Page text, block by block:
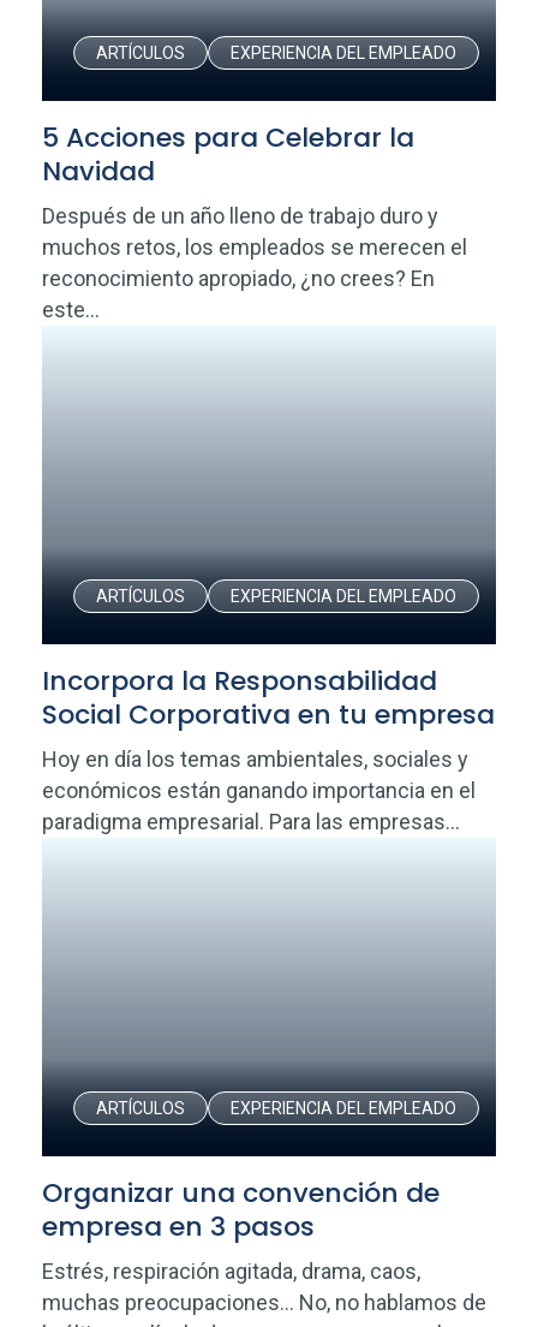
ARTÍCULOS EXPERIENCIA DEL EMPLEADO
5 Acciones para Celebrar la
Navidad
Después de un año lleno de trabajo duro y
muchos retos, los empleados se merecen el
reconocimiento apropiado, ¿no crees? En
este...
ARTÍCULOS EXPERIENCIA DEL EMPLEADO
Incorpora la Responsabilidad
Social Corporativa en tu empresa
Hoy en día los temas ambientales, sociales y
económicos están ganando importancia en el
paradigma empresarial. Para las empresas...
ARTÍCULOS EXPERIENCIA DEL EMPLEADO
Organizar una convención de
empresa en 3 pasos
Estrés, respiración agitada, drama, caos,
muchas preocupaciones… No, no hablamos de